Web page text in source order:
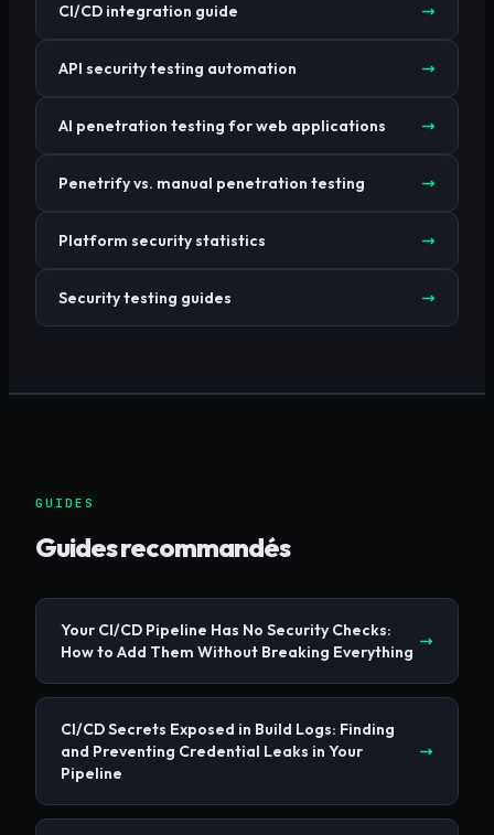
CI/CD integration guide
API security testing automation
AI penetration testing for web applications
Penetrify vs. manual penetration testing
Platform security statistics
Security testing guides
GUIDES
Guides recommandés
Your CI/CD Pipeline Has No Security Checks:
How to Add Them Without Breaking Everything
CI/CD Secrets Exposed in Build Logs: Finding
and Preventing Credential Leaks in Your
Pipeline